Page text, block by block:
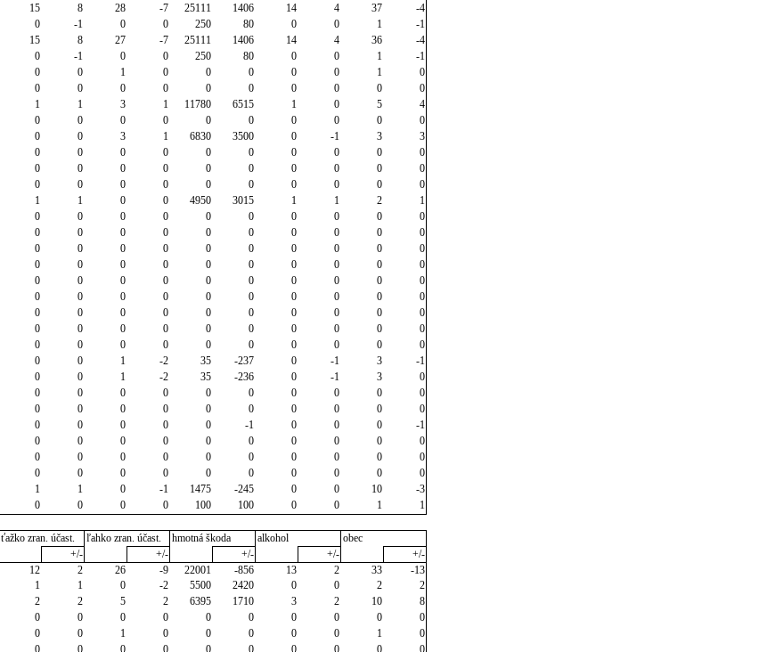
15 8 28 -7 25111 1406 14 4 37
-4
0 -1 0 0 250 80 0 0 1
-1
15 8 27 -7 25111 1406 14 4 36
-4
0 -1 0 0 250 80 0 0 1
-1
0 0 1 0 0 0 0 0 1
0
0 0 0 0 0 0 0 0 0
0
1 1 3 1 11780 6515 1 0 5
4
0 0 0 0 0 0 0 0 0
0
0 0 3 1 6830 3500 0 -1 3
3
0 0 0 0 0 0 0 0 0
0
0 0 0 0 0 0 0 0 0
0
0 0 0 0 0 0 0 0 0
0
1 1 0 0 4950 3015 1 1 2
1
0 0 0 0 0 0 0 0 0
0
0 0 0 0 0 0 0 0 0
0
0 0 0 0 0 0 0 0 0
0
0 0 0 0 0 0 0 0 0
0
0 0 0 0 0 0 0 0 0
0
0 0 0 0 0 0 0 0 0
0
0 0 0 0 0 0 0 0 0
0
0 0 0 0 0 0 0 0 0
0
0 0 0 0 0 0 0 0 0
0
0 0 1 -2 35 -237 0 -1 3
-1
0 0 1 -2 35 -236 0 -1 3
0
0 0 0 0 0 0 0 0 0
0
0 0 0 0 0 0 0 0 0
0
0 0 0 0 0 -1 0 0 0
-1
0 0 0 0 0 0 0 0 0
0
0 0 0 0 0 0 0 0 0
0
0 0 0 0 0 0 0 0 0
0
1 1 0 -1 1475 -245 0 0 10
-3
0 0 0 0 100 100 0 0 1
1
ťažko zran. účast. ľahko zran. účast. hmotná škoda alkohol
obec
+/- +/- +/- +/-
+/-
12 2 26 -9 22001 -856 13 2 33
-13
1 1 0 -2 5500 2420 0 0 2
2
2 2 5 2 6395 1710 3 2 10
8
0 0 0 0 0 0 0 0 0
0
0 0 1 0 0 0 0 0 1
0
0 0 0 0 0 0 0 0 0
0